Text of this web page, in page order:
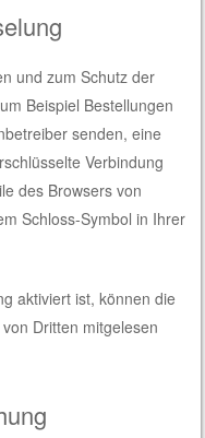
und zum Schutz der
Beispiel Bestellungen
senden, eine
Verbindung
des Browsers von
Schloss-Symbol in Ihrer
aktiviert ist, können die
Dritten mitgelesen